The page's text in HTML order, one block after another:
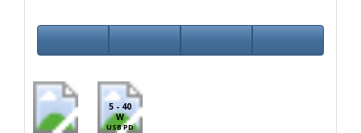
5 - 40
W
USB PD